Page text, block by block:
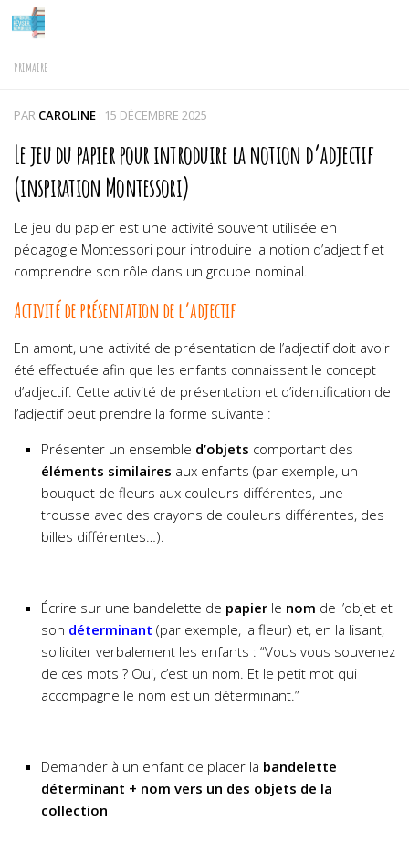
Skip to content
PRIMAIRE
PAR CAROLINE · 15 DÉCEMBRE 2025
Le jeu du papier pour introduire la notion d’adjectif
(inspiration Montessori)
Le jeu du papier est une activité souvent utilisée en
pédagogie Montessori pour introduire la notion d’adjectif et
comprendre son rôle dans un groupe nominal.
Activité de présentation de l’adjectif
En amont, une activité de présentation de l’adjectif doit avoir
été effectuée afin que les enfants connaissent le concept
d’adjectif. Cette activité de présentation et d’identification de
l’adjectif peut prendre la forme suivante :
Présenter un ensemble d’objets comportant des
éléments similaires aux enfants (par exemple, un
bouquet de fleurs aux couleurs différentes, une
trousse avec des crayons de couleurs différentes, des
billes différentes…).
Écrire sur une bandelette de papier le nom de l’objet et
son déterminant (par exemple, la fleur) et, en la lisant,
solliciter verbalement les enfants : “Vous vous souvenez
de ces mots ? Oui, c’est un nom. Et le petit mot qui
accompagne le nom est un déterminant.”
Demander à un enfant de placer la bandelette
déterminant + nom vers un des objets de la
collection